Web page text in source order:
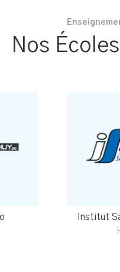
Nos
Institut